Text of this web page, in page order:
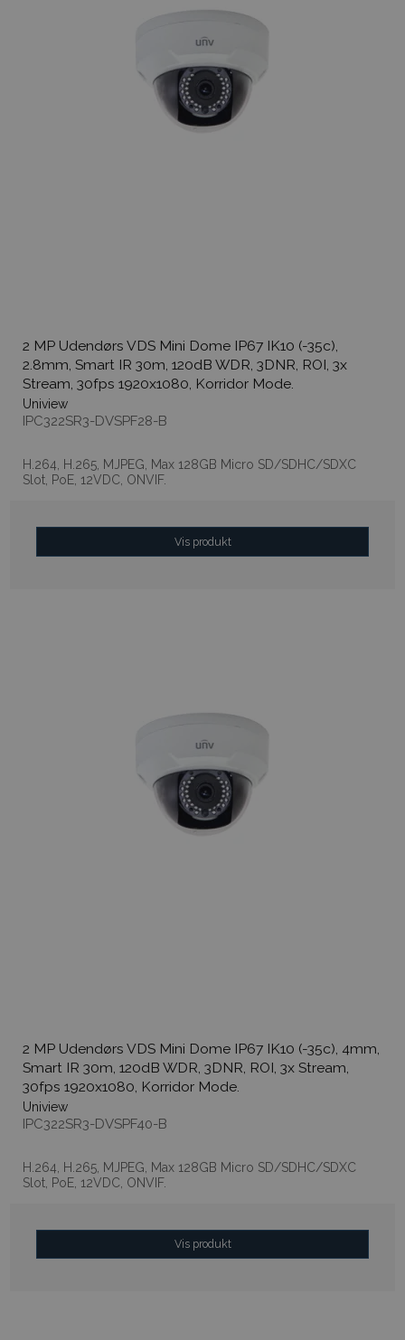
2 MP Udendørs VDS Mini Dome IP67 IK10 (-35c),
2.8mm, Smart IR 30m, 120dB WDR, 3DNR, ROI, 3x
Stream, 30fps 1920x1080, Korridor Mode.
Uniview
IPC322SR3-DVSPF28-B
H.264, H.265, MJPEG, Max 128GB Micro SD/SDHC/SDXC
Slot, PoE, 12VDC, ONVIF.
Vis produkt
2 MP Udendørs VDS Mini Dome IP67 IK10 (-35c), 4mm,
Smart IR 30m, 120dB WDR, 3DNR, ROI, 3x Stream,
30fps 1920x1080, Korridor Mode.
Uniview
IPC322SR3-DVSPF40-B
H.264, H.265, MJPEG, Max 128GB Micro SD/SDHC/SDXC
Slot, PoE, 12VDC, ONVIF.
Vis produkt